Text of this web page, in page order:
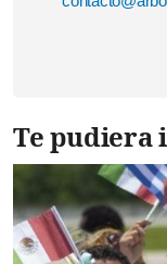
Te pudiera